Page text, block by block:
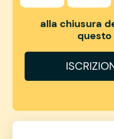
alla chiusura
questo